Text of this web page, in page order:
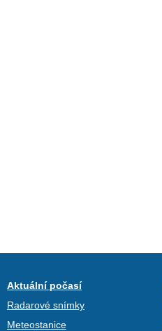
Aktuální počasí
Radarové snímky
Meteostanice